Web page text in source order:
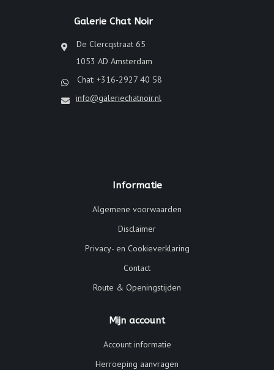
Galerie Chat Noir
De Clercqstraat 65
1053 AD Amsterdam
Chat: +316-2927 40 58
info@galeriechatnoir.nl
Informatie
Algemene voorwaarden
Disclaimer
Privacy- en Cookieverklaring
Contact
Route & Openingstijden
Mijn account
Account informatie
Herroeping aanvragen